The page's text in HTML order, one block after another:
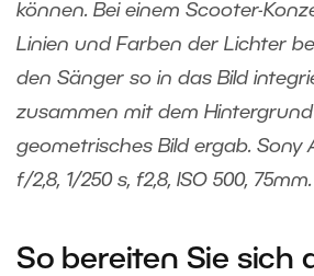
können. Bei einem Scooter-
Linien und Farben der Lichter
den Sänger so in das Bild
zusammen mit dem
geometrisches Bild ergab. Sony
f/2,8, 1/250 s, f2,8, ISO 500, 75mm.
So bereiten Sie sich